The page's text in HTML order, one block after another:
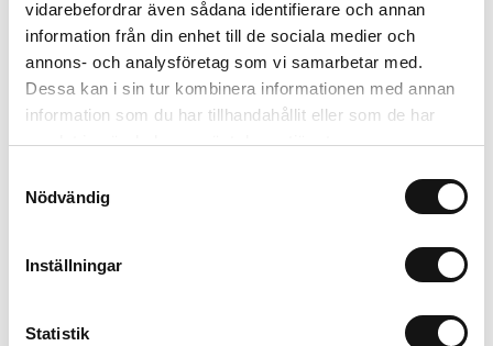
vidarebefordrar även sådana identifierare och annan
information från din enhet till de sociala medier och
annons- och analysföretag som vi samarbetar med.
Dessa kan i sin tur kombinera informationen med annan
information som du har tillhandahållit eller som de har
samlat in när du har använt deras tjänster.
Nödvändig
Inställningar
Statistik
Inkl. moms: 644 kr
Lägg i varukorgen
Trygg betalning
Valbara fraktmetoder
Beskrivning
Recensioner